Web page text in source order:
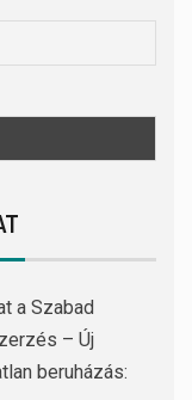
a Szabad
– Új
beruházás: